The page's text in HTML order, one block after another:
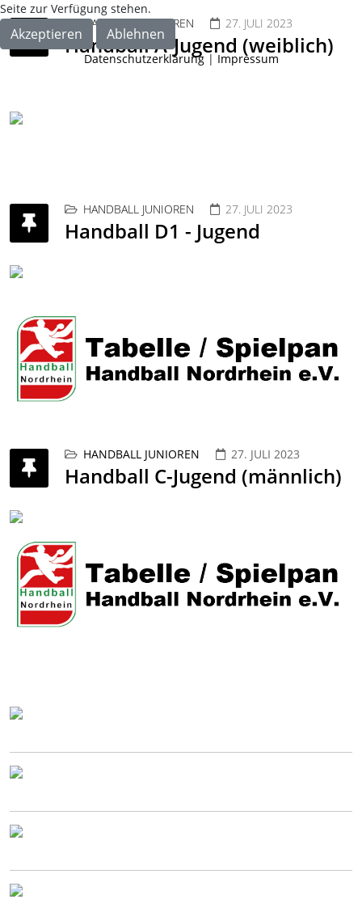
HANDBALL JUNIOREN 27. JULI 2023
Handball A-Jugend (weiblich)
HANDBALL JUNIOREN 27. JULI 2023
Handball D1 - Jugend
HANDBALL JUNIOREN 27. JULI 2023
Handball C-Jugend (männlich)
Seite zur Verfügung stehen.
Akzeptieren Ablehnen
Datenschutzerklärung| Impressum